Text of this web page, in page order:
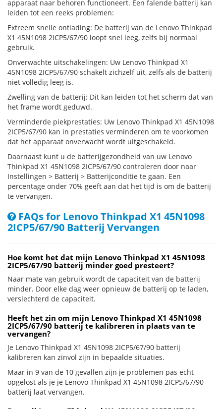
apparaat naar behoren functioneert. Een falende batterij kan
leiden tot een reeks problemen:
Extreem snelle ontlading: De batterij van de Lenovo Thinkpad
X1 45N1098 2ICP5/67/90 loopt snel leeg, zelfs bij normaal
gebruik.
Onverwachte uitschakelingen: Uw Lenovo Thinkpad X1
45N1098 2ICP5/67/90 schakelt zichzelf uit, zelfs als de batterij
niet volledig leeg is.
Zwelling van de batterij: Dit kan leiden tot het scherm dat van
het frame wordt geduwd.
Verminderde piekprestaties: Uw Lenovo Thinkpad X1 45N1098
2ICP5/67/90 kan in prestaties verminderen om te voorkomen
dat het apparaat onverwacht wordt uitgeschakeld.
Daarnaast kunt u de batterijgezondheid van uw Lenovo
Thinkpad X1 45N1098 2ICP5/67/90 controleren door naar
Instellingen > Batterij > Batterijconditie te gaan. Een
percentage onder 70% geeft aan dat het tijd is om de batterij
te vervangen.
FAQs for Lenovo Thinkpad X1 45N1098
2ICP5/67/90 Batterij Vervangen
Hoe komt het dat mijn Lenovo Thinkpad X1 45N1098
2ICP5/67/90 batterij minder goed presteert?
Naar mate van gebruik wordt de capaciteit van de batterij
minder. Door elke dag weer opnieuw de batterij op te laden,
verslechterd de capaciteit.
Heeft het zin om mijn Lenovo Thinkpad X1 45N1098
2ICP5/67/90 batterij te kalibreren in plaats van te
vervangen?
Je Lenovo Thinkpad X1 45N1098 2ICP5/67/90 batterij
kalibreren kan zinvol zijn in bepaalde situaties.
Maar in 9 van de 10 gevallen zijn je problemen pas echt
opgelost als je je Lenovo Thinkpad X1 45N1098 2ICP5/67/90
batterij laat vervangen.